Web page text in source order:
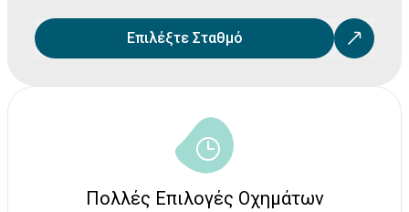
Πολλές Επιλογές Οχημάτων
Επιλέξτε Σταθμό